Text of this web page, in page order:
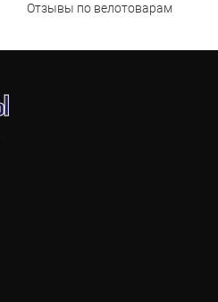
Отзывы по велотоварам